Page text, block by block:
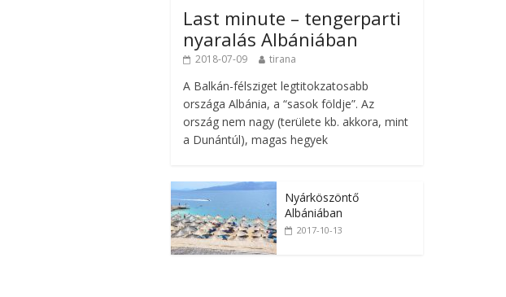
Last minute – tengerparti
nyaralás Albániában
2018-07-09 tirana
A Balkán-félsziget legtitokzatosabb
országa Albánia, a “sasok földje”. Az
ország nem nagy (területe kb. akkora, mint
a Dunántúl), magas hegyek
Nyárköszöntő
Albániában
2017-10-13